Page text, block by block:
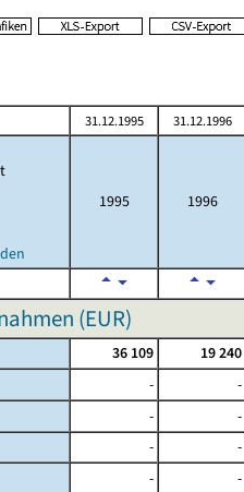
31.12.1995 31.12.1996
1995 1996
(EUR)
36 109 19 240
- -
- -
- -
- -